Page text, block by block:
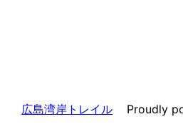
広島湾岸トレイル Proudly